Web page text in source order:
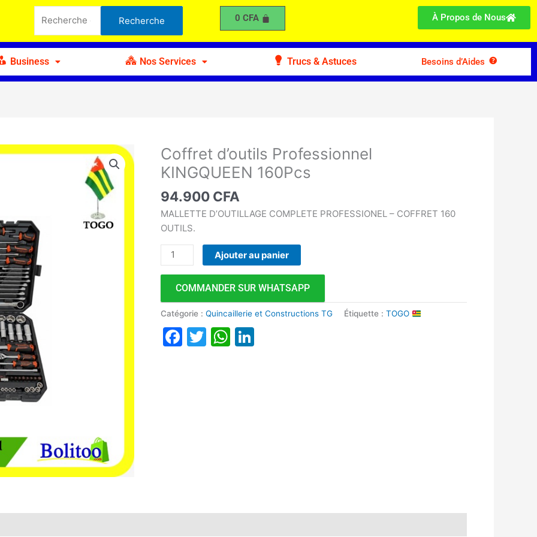
pour :
Recherche 0 CFA À Propos de Nous
Business Nos Services Trucs & Astuces Besoins d’Aides
Coffret d’outils Professionnel
KINGQUEEN 160Pcs
94.900 CFA
MALLETTE D’OUTILLAGE COMPLETE PROFESSIONEL – COFFRET 160
OUTILS.
quantité
de
Coffret
d'outils
Professionnel
KINGQUEEN
Ajouter au panier
COMMANDER SUR WHATSAPP
Catégorie :Quincaillerie et Constructions TG Étiquette :TOGO
Facebook
TwitterWhatsApp
Professionnel
160Pcs